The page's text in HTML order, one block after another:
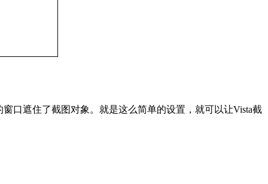
遮住了截图对象。就是这么简单的设置，就可以让Vista截